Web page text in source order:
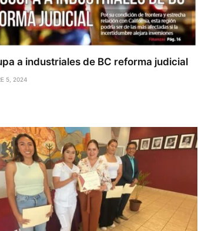
a industriales de BC reforma judicial
5, 2024